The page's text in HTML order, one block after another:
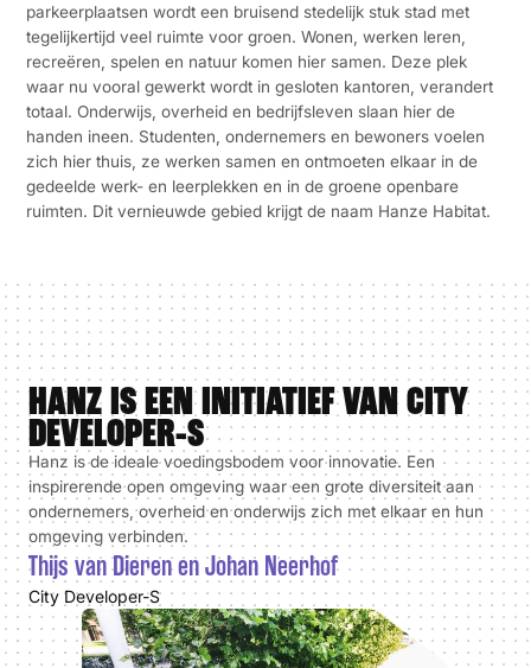
parkeerplaatsen wordt een bruisend stedelijk stuk stad met
tegelijkertijd veel ruimte voor groen. Wonen, werken leren,
recreëren, spelen en natuur komen hier samen. Deze plek
waar nu vooral gewerkt wordt in gesloten kantoren, verandert
totaal. Onderwijs, overheid en bedrijfsleven slaan hier de
handen ineen. Studenten, ondernemers en bewoners voelen
zich hier thuis, ze werken samen en ontmoeten elkaar in de
gedeelde werk- en leerplekken en in de groene openbare
ruimten. Dit vernieuwde gebied krijgt de naam Hanze Habitat.
HANZ IS EEN INITIATIEF VAN CITY
DEVELOPER-S
Hanz is de ideale voedingsbodem voor innovatie. Een
inspirerende open omgeving waar een grote diversiteit aan
ondernemers, overheid en onderwijs zich met elkaar en hun
omgeving verbinden.
Thijs van Dieren en Johan Neerhof
City Developer-S